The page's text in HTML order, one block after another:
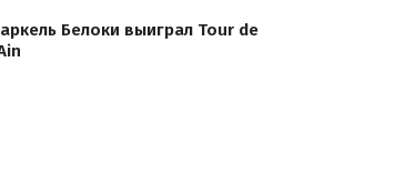
Белоки выиграл Tour de